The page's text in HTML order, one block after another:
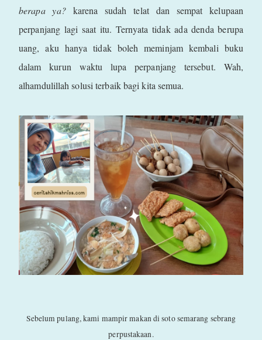
berapa ya?karena sudah telat dan sempat kelupaan
perpanjang lagi saat itu. Ternyata tidak ada denda berupa
uang, aku hanya tidak boleh meminjam kembali buku
dalam kurun waktu lupa perpanjang tersebut. Wah,
alhamdulillah solusi terbaik bagi kita semua.
Sebelum pulang, kami mampir makan di soto semarang sebrang
perpustakaan.